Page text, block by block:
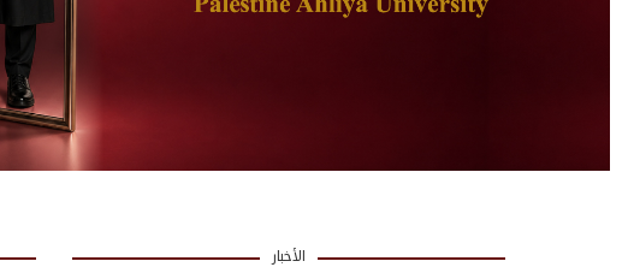
الأخبار